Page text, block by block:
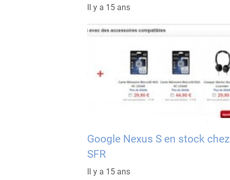
Il y a 15 ans
Google Nexus S en stock chez
SFR
Il y a 15 ans